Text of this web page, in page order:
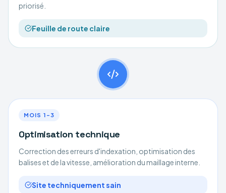
priorisé.
Feuille de route claire
MOIS 1–3
Optimisation technique
Correction des erreurs d'indexation, optimisation des
balises et de la vitesse, amélioration du maillage interne.
Site techniquement sain